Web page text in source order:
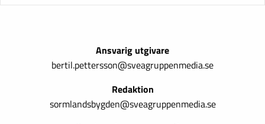
Ansvarig utgivare
bertil.pettersson@sveagruppenmedia.se
Redaktion
sormlandsbygden@sveagruppenmedia.se